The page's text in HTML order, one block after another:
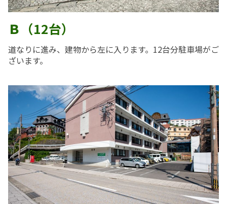
Ｂ （12台）
道なりに進み、建物から左に入ります。12台分駐車場がご
ざいます。